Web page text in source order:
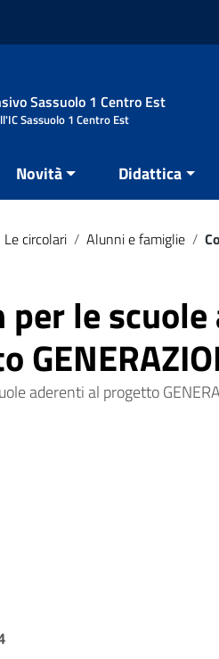
Sassuolo 1 Centro Est
Sassuolo 1 Centro Est
Novità Didattica
Le circolari / Alunni e famiglie /
per le
aderenti al progetto